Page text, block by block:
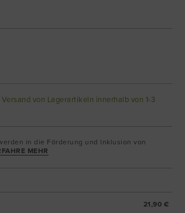
von Lagerartikeln innerhalb von 1-3
in die Förderung und Inklusion von
MEHR
21,90 €